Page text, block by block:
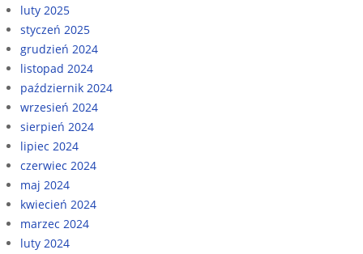
luty 2025
styczeń 2025
grudzień 2024
listopad 2024
październik 2024
wrzesień 2024
sierpień 2024
lipiec 2024
czerwiec 2024
maj 2024
kwiecień 2024
marzec 2024
luty 2024